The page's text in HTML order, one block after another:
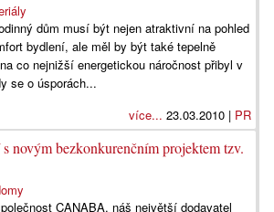
dům musí být nejen atraktivní na pohled
bydlení, ale měl by být také tepelně
co nejnižší energetickou náročnost přibyl v
se o úsporách...
více... 23.03.2010 | PR
novým bezkonkurenčním projektem tzv.
CANABA, náš největší dodavatel